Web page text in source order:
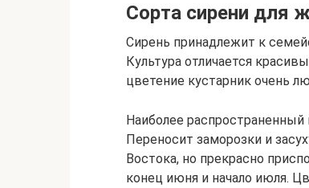
Сорта сирени для
Сирень принадлежит к
Культура отличается
цветение кустарник очень
Наиболее
Переносит заморозки и
Востока, но прекрасно
конец июня и начало июля.